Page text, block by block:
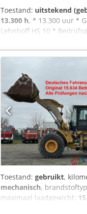
Toestand: uitstekend
13.300 h, * 13.300 uur *
Lehnhoff HS 10 *
Toestand: gebruikt,
mechanisch,
maximaal laadgewicht: